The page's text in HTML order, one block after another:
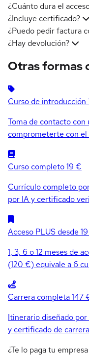
¿Cuánto dura el
¿Incluye certificado?
¿Puedo pedir factura
¿Hay devolución?
Otras formas
Curso de introducción
Toma de contacto con
comprometerte con
Curso completo19 €
Currículo completo
por IA y certificado
Acceso PLUS desde
1, 3, 6 o 12 meses de
(120 €) equivale a 6
Carrera completa147
Itinerario diseñado
y certificado de
¿Te lo paga tu